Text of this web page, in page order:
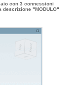
con 3 connessioni
"MODULO"